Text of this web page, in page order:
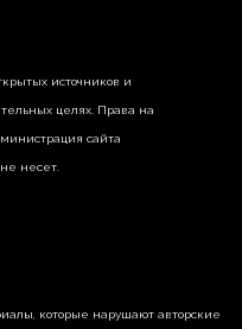
источников и
целях. Права на
сайта
несет.
которые нарушают авторские